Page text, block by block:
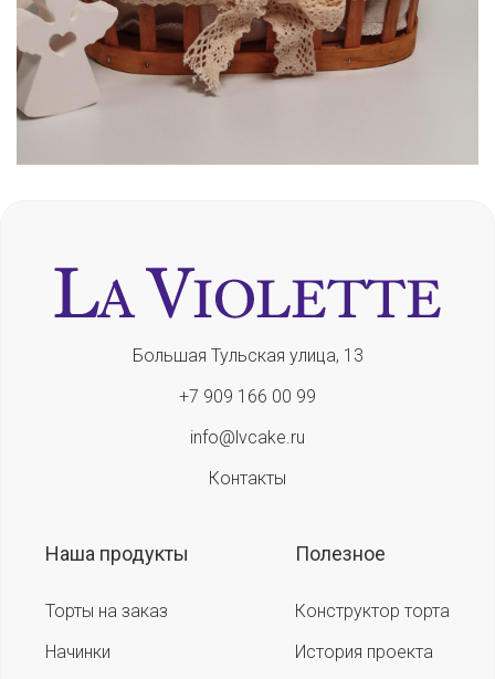
Большая Тульская улица, 13
+7 909 166 00 99
info@lvcake.ru
Контакты
Наша продукты
Торты на заказ
Начинки
Полезное
Конструктор торта
История проекта